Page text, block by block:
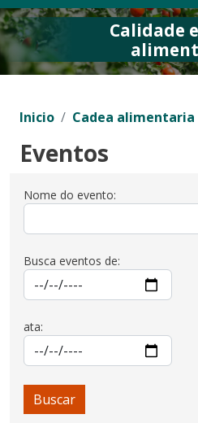
Calidade
Inicio Cadea alimentaria
Eventos
Nome do evento:
Busca eventos de:
ata:
Buscar